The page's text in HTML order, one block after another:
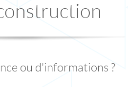
ou d'informations ?